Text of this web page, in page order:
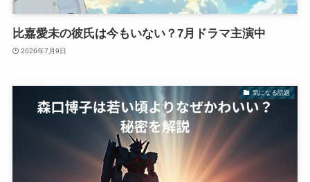
比嘉愛未の彼氏は今もいない？7月ドラマ主演中
2026年7月9日
気になる話題